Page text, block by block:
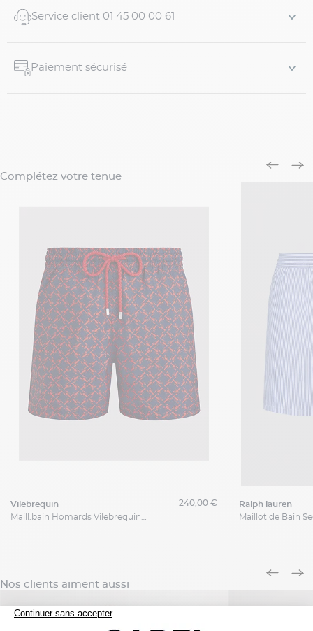
Service client 01 45 00 00 61
Paiement sécurisé
Complétez votre tenue
vilebrequin
240,00 € ralph lauren
Nos clients aiment aussi